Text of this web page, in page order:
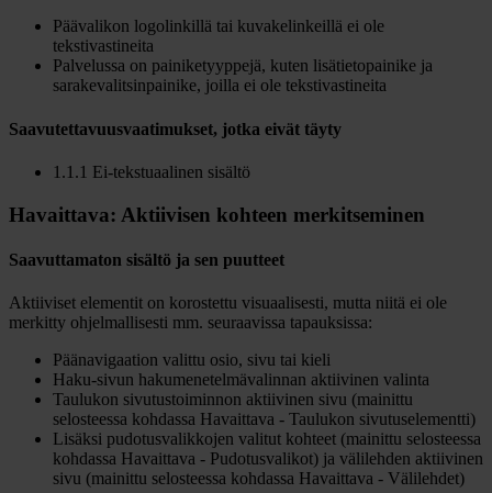
Päävalikon logolinkillä tai kuvakelinkeillä ei ole
tekstivastineita
Palvelussa on painiketyyppejä, kuten lisätietopainike ja
sarakevalitsinpainike, joilla ei ole tekstivastineita
Saavutettavuusvaatimukset, jotka eivät täyty
1.1.1 Ei-tekstuaalinen sisältö
Havaittava: Aktiivisen kohteen merkitseminen
Saavuttamaton sisältö ja sen puutteet
Aktiiviset elementit on korostettu visuaalisesti, mutta niitä ei ole
merkitty ohjelmallisesti mm. seuraavissa tapauksissa:
Päänavigaation valittu osio, sivu tai kieli
Haku-sivun hakumenetelmävalinnan aktiivinen valinta
Taulukon sivutustoiminnon aktiivinen sivu (mainittu
selosteessa kohdassa Havaittava - Taulukon sivutuselementti)
Lisäksi pudotusvalikkojen valitut kohteet (mainittu selosteessa
kohdassa Havaittava - Pudotusvalikot) ja välilehden aktiivinen
sivu (mainittu selosteessa kohdassa Havaittava - Välilehdet)